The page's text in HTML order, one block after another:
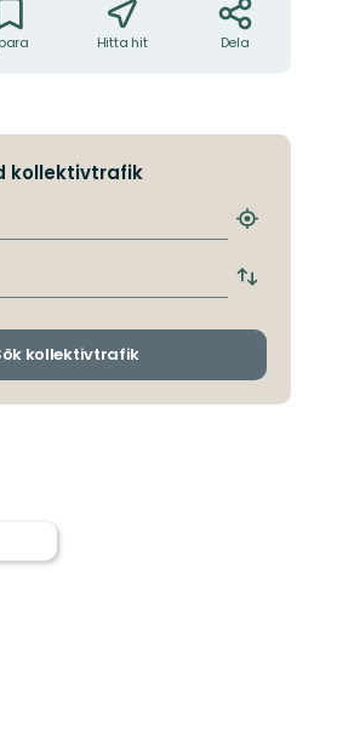
Hitta hit Dela
kollektivtrafik
Hitta
hållplats
Byt
och
kollektivtrafik